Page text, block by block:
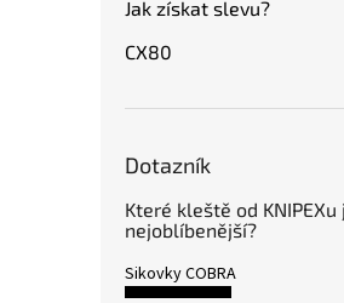
Jak získat slevu?
CX80
Dotazník
Které kleště od KNIPEXu
nejoblíbenější?
Sikovky COBRA